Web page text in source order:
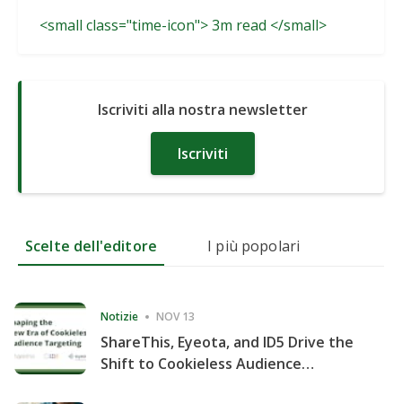
<small class="time-icon"> 3m read </small>
Iscriviti alla nostra newsletter
Iscriviti
Scelte dell'editore I più popolari
Notizie NOV 13
ShareThis, Eyeota, and ID5 Drive the
Shift to Cookieless Audience